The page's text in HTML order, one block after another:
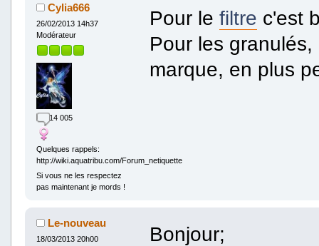
Cylia666
26/02/2013 14h37
Modérateur
14 005
Quelques rappels:
http://wiki.aquatribu.com/Forum_netiquette
Si vous ne les respectez
pas maintenant je mords !
Pour le filtre c'est
Pour les
marque, en plus
Le-nouveau
18/03/2013 20h00 Bonjour;